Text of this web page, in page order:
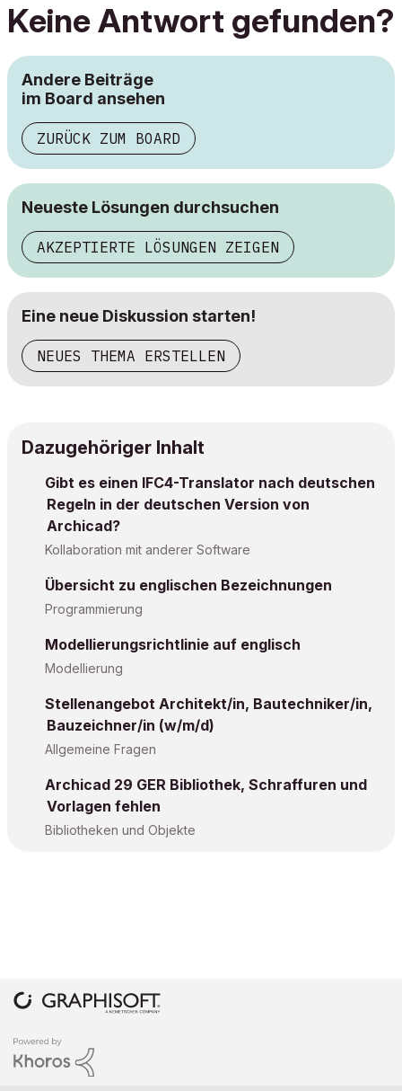
Keine Antwort gefunden?
Andere Beiträge
im Board ansehen
ZURÜCK ZUM BOARD
Neueste Lösungen durchsuchen
AKZEPTIERTE LÖSUNGEN ZEIGEN
Eine neue Diskussion starten!
NEUES THEMA ERSTELLEN
Dazugehöriger Inhalt
Gibt es einen IFC4-Translator nach deutschen
Regeln in der deutschen Version von
Archicad?
Kollaboration mit anderer Software
Übersicht zu englischen Bezeichnungen
Programmierung
Modellierungsrichtlinie auf englisch
Modellierung
Stellenangebot Architekt/in, Bautechniker/in,
Bauzeichner/in (w/m/d)
Allgemeine Fragen
Archicad 29 GER Bibliothek, Schraffuren und
Vorlagen fehlen
Bibliotheken und Objekte